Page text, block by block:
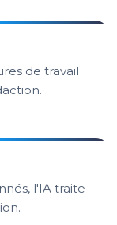
de travail
l'IA traite